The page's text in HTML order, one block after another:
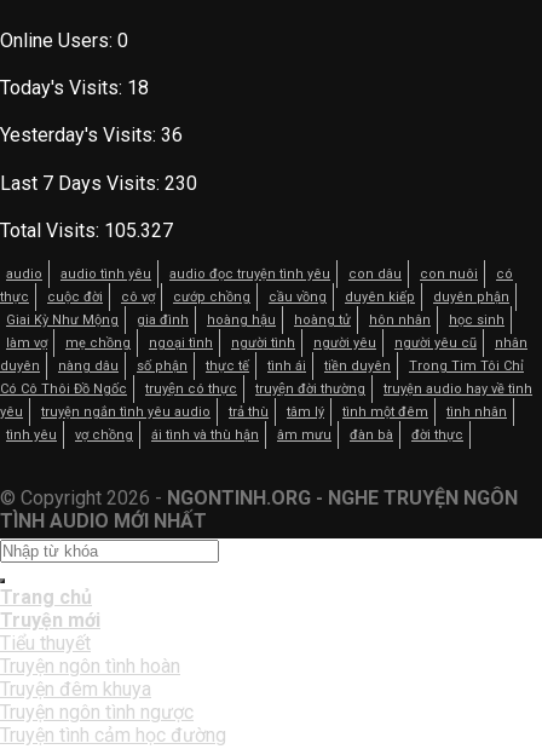
Online Users: 0
Today's Visits: 18
Yesterday's Visits: 36
Last 7 Days Visits: 230
Total Visits: 105.327
audio audio tình yêu audio đọc truyện tình yêu con dâu con nuôi
có
thực
cuộc đời cô vợ cướp chồng cầu vồng duyên kiếp
duyên phận
Giai Kỳ Như Mộng
gia đình hoàng hậu hoàng tử hôn nhân
học sinh
làm vợ
mẹ chồng ngoại tình người tình người yêu người yêu cũ
nhân
duyên
nàng dâu số phận thực tế tình ái tiền duyên
Trong Tim Tôi Chỉ
Có Cô Thôi Đồ Ngốc
truyện có thực truyện đời thường
truyện audio hay về tình
yêu
truyện ngắn tình yêu audio trả thù tâm lý tình một đêm
tình nhân
tình yêu
vợ chồng ái tình và thù hận âm mưu đàn bà đời thực
© Copyright 2026 - NGONTINH.ORG - NGHE TRUYỆN NGÔN
TÌNH AUDIO MỚI NHẤT
Trang chủ
Truyện mới
Tiểu thuyết
Truyện ngôn tình hoàn
Truyện đêm khuya
Truyện ngôn tình ngược
Truyện tình cảm học đường